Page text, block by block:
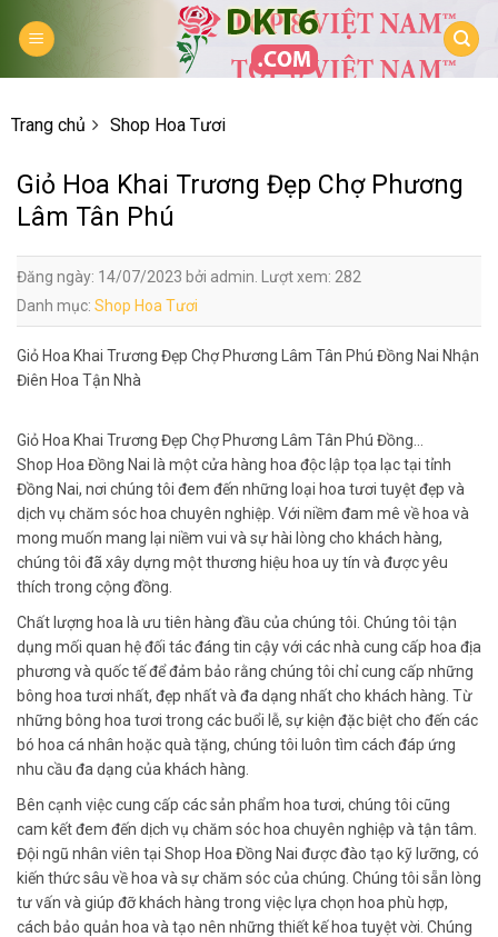
Trang chủ Shop Hoa Tươi
Giỏ Hoa Khai Trương Đẹp Chợ Phương
Lâm Tân Phú
Đăng ngày: 14/07/2023 bởi admin. Lượt xem: 282
Danh mục: Shop Hoa Tươi
Giỏ Hoa Khai Trương Đẹp Chợ Phương Lâm Tân Phú Đồng Nai Nhận
Điên Hoa Tận Nhà
Giỏ Hoa Khai Trương Đẹp Chợ Phương Lâm Tân Phú Đồng…
Shop Hoa Đồng Nai là một cửa hàng hoa độc lập tọa lạc tại tỉnh
Đồng Nai, nơi chúng tôi đem đến những loại hoa tươi tuyệt đẹp và
dịch vụ chăm sóc hoa chuyên nghiệp. Với niềm đam mê về hoa và
mong muốn mang lại niềm vui và sự hài lòng cho khách hàng,
chúng tôi đã xây dựng một thương hiệu hoa uy tín và được yêu
thích trong cộng đồng.
Chất lượng hoa là ưu tiên hàng đầu của chúng tôi. Chúng tôi tận
dụng mối quan hệ đối tác đáng tin cậy với các nhà cung cấp hoa địa
phương và quốc tế để đảm bảo rằng chúng tôi chỉ cung cấp những
bông hoa tươi nhất, đẹp nhất và đa dạng nhất cho khách hàng. Từ
những bông hoa tươi trong các buổi lễ, sự kiện đặc biệt cho đến các
bó hoa cá nhân hoặc quà tặng, chúng tôi luôn tìm cách đáp ứng
nhu cầu đa dạng của khách hàng.
Bên cạnh việc cung cấp các sản phẩm hoa tươi, chúng tôi cũng
cam kết đem đến dịch vụ chăm sóc hoa chuyên nghiệp và tận tâm.
Đội ngũ nhân viên tại Shop Hoa Đồng Nai được đào tạo kỹ lưỡng, có
kiến thức sâu về hoa và sự chăm sóc của chúng. Chúng tôi sẵn lòng
tư vấn và giúp đỡ khách hàng trong việc lựa chọn hoa phù hợp,
cách bảo quản hoa và tạo nên những thiết kế hoa tuyệt vời. Chúng